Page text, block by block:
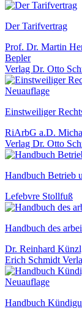
Der Tarifvertrag
Prof. Dr. Martin
Bepler
Verlag Dr. Otto
Neuauflage
Einstweiliger
RiArbG a.D.
Verlag Dr. Otto
Handbuch Betrieb
Lefebvre Stollfuß
Handbuch des
Dr. Reinhard
Erich Schmidt
Neuauflage
Handbuch